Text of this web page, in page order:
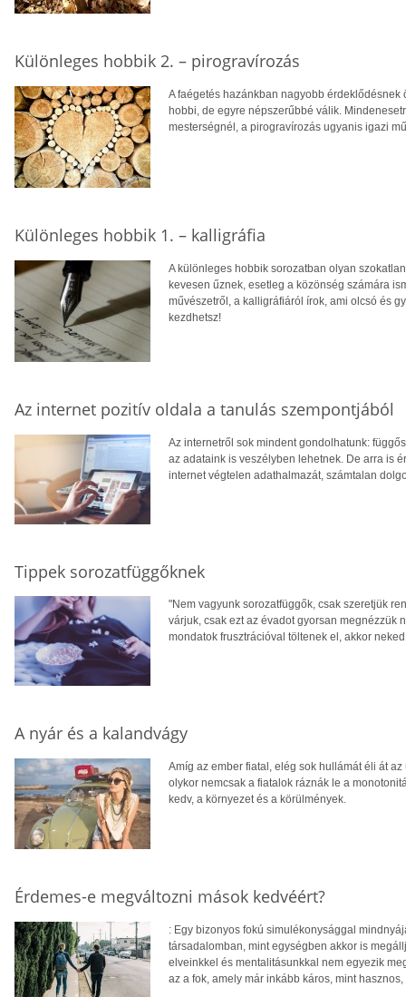
Különleges hobbik 2. – pirogravírozás
A faégetés hazánkban nagyobb
hobbi, de egyre népszerűbbé válik.
mesterségnél, a pirogravírozás ugyanis igazi
Különleges hobbik 1. – kalligráfia
A különleges hobbik sorozatban olyan
kevesen űznek, esetleg a közönség számára
művészetről, a kalligráfiáról írok, ami olcsó és
kezdhetsz!
Az internet pozitív oldala a tanulás szempontjából
Az internetről sok mindent gondolhatunk:
az adataink is veszélyben lehetnek. De arra is
internet végtelen adathalmazát, számtalan
Tippek sorozatfüggőknek
"Nem vagyunk sorozatfüggők, csak szeretjük
várjuk, csak ezt az évadot gyorsan megnézzük
mondatok frusztrációval töltenek el, akkor
A nyár és a kalandvágy
Amíg az ember fiatal, elég sok hullámát éli át
olykor nemcsak a fiatalok ráznák le a
kedv, a környezet és a körülmények.
Érdemes-e megváltozni mások kedvéért?
: Egy bizonyos fokú simulékonysággal
társadalomban, mint egységben akkor is
elveinkkel és mentalitásunkkal nem egyezik
az a fok, amely már inkább káros, mint